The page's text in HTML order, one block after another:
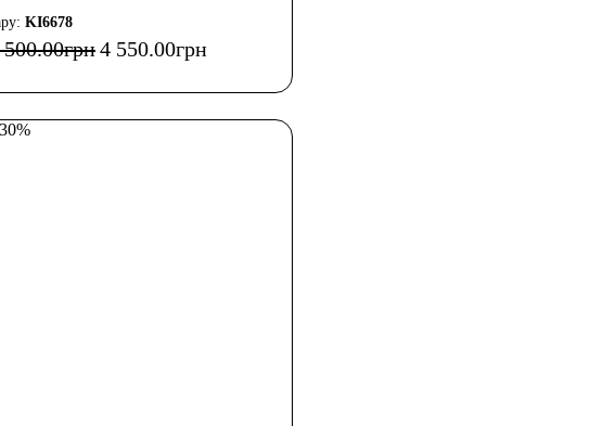
KI6678
500.00грн4 550.00грн